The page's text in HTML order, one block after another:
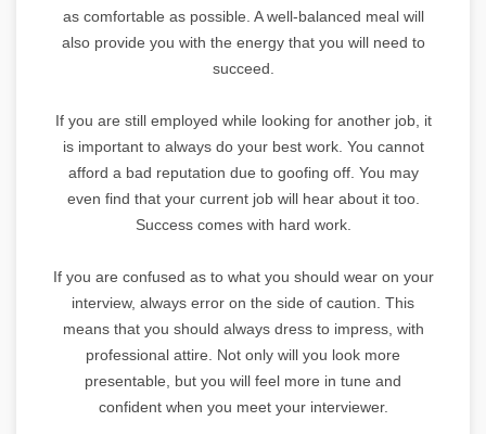
as comfortable as possible. A well-balanced meal will
also provide you with the energy that you will need to
succeed.
If you are still employed while looking for another job, it
is important to always do your best work. You cannot
afford a bad reputation due to goofing off. You may
even find that your current job will hear about it too.
Success comes with hard work.
If you are confused as to what you should wear on your
interview, always error on the side of caution. This
means that you should always dress to impress, with
professional attire. Not only will you look more
presentable, but you will feel more in tune and
confident when you meet your interviewer.